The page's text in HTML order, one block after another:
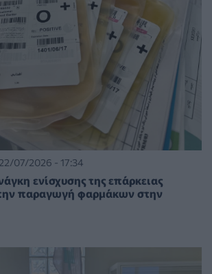
22/07/2026 - 17:34
ενίσχυσης της επάρκειας
παραγωγή φαρμάκων στην